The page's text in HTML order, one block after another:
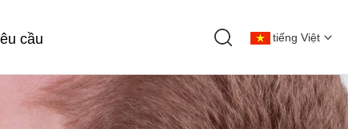
cầu tiếng Việt